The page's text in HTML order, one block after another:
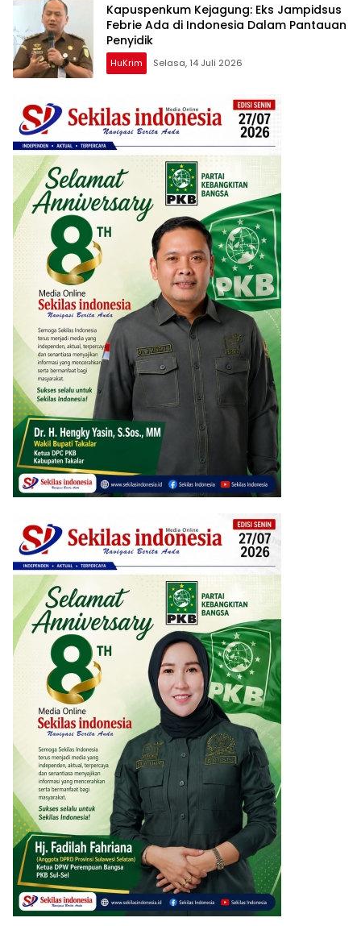
Kapuspenkum Kejagung: Eks Jampidsus
Febrie Ada di Indonesia Dalam Pantauan
Penyidik
HuKrim Selasa, 14 Juli 2026